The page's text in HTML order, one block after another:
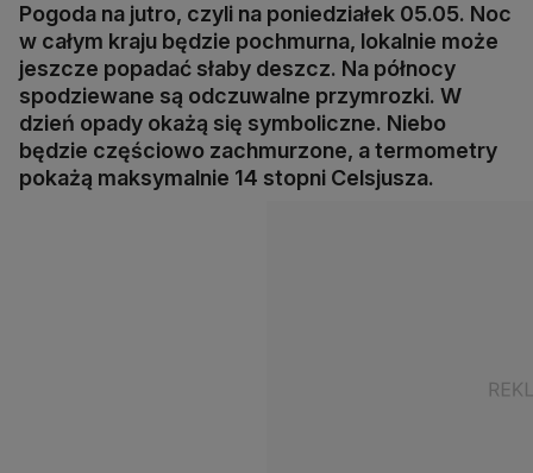
Pogoda na jutro, czyli na poniedziałek 05.05. Noc
w całym kraju będzie pochmurna, lokalnie może
jeszcze popadać słaby deszcz. Na północy
spodziewane są odczuwalne przymrozki. W
dzień opady okażą się symboliczne. Niebo
będzie częściowo zachmurzone, a termometry
pokażą maksymalnie 14 stopni Celsjusza.